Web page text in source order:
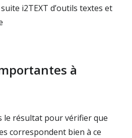
i2TEXT d’outils textes et
à
le résultat pour vérifier que
correspondent bien à ce